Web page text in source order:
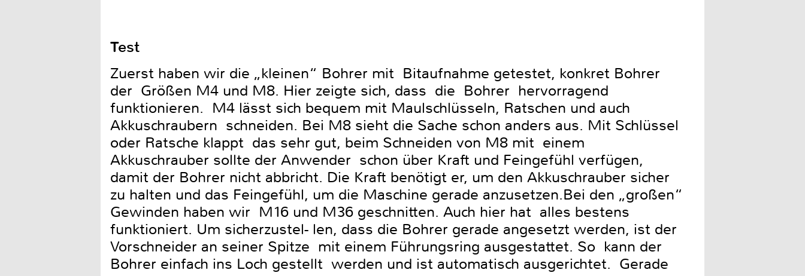
Test
Zuerst haben wir die „kleinen“ Bohrer mit Bitaufnahme getestet, konkret Bohrer
der Größen M4 und M8. Hier zeigte sich, dass die Bohrer hervorragend
funktionieren. M4 lässt sich bequem mit Maulschlüsseln, Ratschen und auch
Akkuschraubern schneiden. Bei M8 sieht die Sache schon anders aus. Mit Schlüssel
oder Ratsche klappt das sehr gut, beim Schneiden von M8 mit einem
Akkuschrauber sollte der Anwender schon über Kraft und Feingefühl verfügen,
damit der Bohrer nicht abbricht. Die Kraft benötigt er, um den Akkuschrauber sicher
zu halten und das Feingefühl, um die Maschine gerade anzusetzen.Bei den „großen“
Gewinden haben wir M16 und M36 geschnitten. Auch hier hat alles bestens
funktioniert. Um sicherzustel- len, dass die Bohrer gerade angesetzt werden, ist der
Vorschneider an seiner Spitze mit einem Führungsring ausgestattet. So kann der
Bohrer einfach ins Loch gestellt werden und ist automatisch ausgerichtet. Gerade